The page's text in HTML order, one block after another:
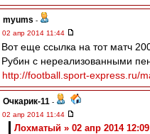
myums -
02 апр 2014 11:44
Вот еще ссылка на тот матч
Рубин с нереализованными
http://football.sport-express.ru/
Очкарик-11 -
02 апр 2014 11:44
Лохматый » 02 апр 2014 12:09